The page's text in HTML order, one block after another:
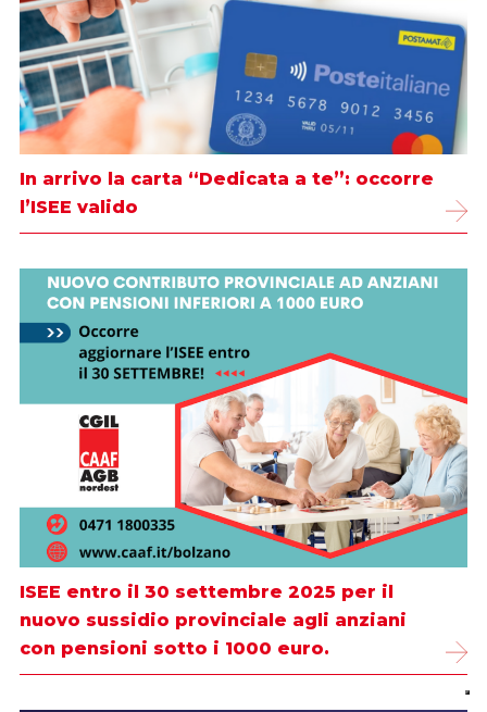
In arrivo la carta “Dedicata a te”: occorre
l’ISEE valido
ISEE entro il 30 settembre 2025 per il
nuovo sussidio provinciale agli anziani
con pensioni sotto i 1000 euro.